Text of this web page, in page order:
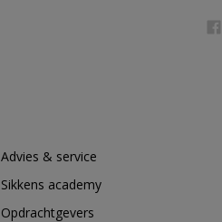
Advies & service
Sikkens academy
Opdrachtgevers